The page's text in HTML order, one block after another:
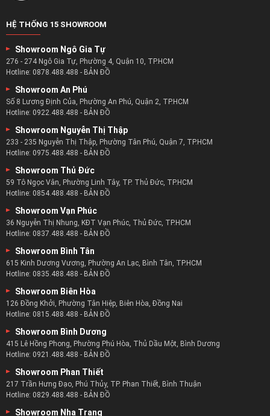
HỆ THỐNG 15 SHOWROOM
Showroom Ngô Gia Tự
276 - 274 Ngô Gia Tự, Phường 4, Quận 10, TP.HCM
Hotline: 0878.488.488 - BẢN ĐỒ
Showroom An Phú
Số 8 Lương Định Của, Phường An Phú, Quận 2, TP.HCM
Hotline: 0922.488.488 - BẢN ĐỒ
Showroom Nguyễn Thị Thập
233 - 235 Nguyễn Thị Thập, Phường Tân Phú, Quận 7, TP.HCM
Hotline: 0975.488.488 - BẢN ĐỒ
Showroom Thủ Đức
59 Tô Ngọc Vân, Phường Linh Tây, TP. Thủ Đức, TP.HCM
Hotline: 0854.488.488 - BẢN ĐỒ
Showroom Vạn Phúc
36 Nguyễn Thị Nhung, KĐT Vạn Phúc, Thủ Đức, TP.HCM
Hotline: 0837.488.488 - BẢN ĐỒ
Showroom Bình Tân
615 Kinh Dương Vương, Phường An Lạc, Bình Tân, TP.HCM
Hotline: 0835.488.488 - BẢN ĐỒ
Showroom Biên Hòa
126 Đồng Khởi, Phường Tân Hiệp, Biên Hòa, Đồng Nai
Hotline: 0815.488.488 - BẢN ĐỒ
Showroom Bình Dương
415 Lê Hồng Phong, Phường Phú Hòa, Thủ Dầu Một, Bình Dương
Hotline: 0921.488.488 - BẢN ĐỒ
Showroom Phan Thiết
217 Trần Hưng Đạo, Phú Thủy, TP. Phan Thiết, Bình Thuận
Hotline: 0829.488.488 - BẢN ĐỒ
Showroom Nha Trang